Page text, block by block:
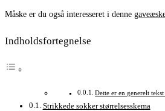
Måske er du også interesseret i denne
Indholdsfortegnelse
Dette er en generelt
Strikkede sokker størrelsesskema